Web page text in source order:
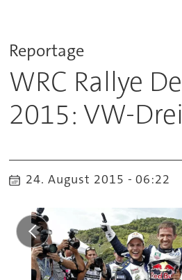
Reportage
WRC Rallye
2015: VW-
24. August 2015 - 06:22